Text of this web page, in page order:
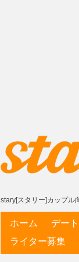
stary[スタリー]カップル
ホーム デー
ライター募集